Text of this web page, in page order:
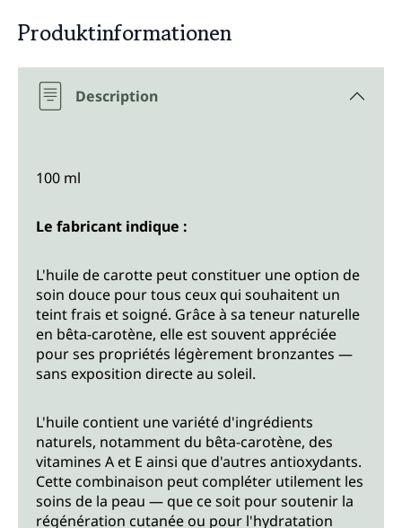
Produktinformationen
Description
100 ml
Le fabricant indique :
L'huile de carotte peut constituer une option de
soin douce pour tous ceux qui souhaitent un
teint frais et soigné. Grâce à sa teneur naturelle
en bêta-carotène, elle est souvent appréciée
pour ses propriétés légèrement bronzantes —
sans exposition directe au soleil.
L'huile contient une variété d'ingrédients
naturels, notamment du bêta-carotène, des
vitamines A et E ainsi que d'autres antioxydants.
Cette combinaison peut compléter utilement les
soins de la peau — que ce soit pour soutenir la
régénération cutanée ou pour l'hydratation